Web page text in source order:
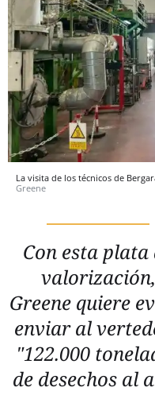
La visita de los técnicos de
Greene
Con esta plata
valorización,
Greene quiere
enviar al
"122.000
de desechos al